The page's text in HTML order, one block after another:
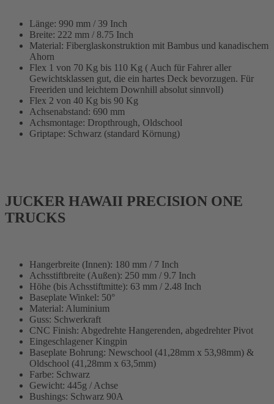
Länge: 990 mm / 39 Inch
Breite: 222 mm / 8.75 Inch
Material: Fiberglaskonstruktion mit Bambus und kanadischem
Ahorn
Flex 1 von 70 Kg bis 110 Kg ( Auch für Fahrer aller
Gewichtsklassen gut, die ein hartes Deck bevorzugen. Für
Freeriden und leichtem Downhill absolut sinnvoll)
Flex 2 von 40 Kg bis 90 Kg
Achsenabstand: 690 mm
Achsmontage: Dropthrough, Oldschool
Griptape: Schwarz (standard Körnung)
JUCKER HAWAII PRECISION ONE
TRUCKS
Hangerbreite (Innen): 180 mm / 7 Inch
Achsstiftbreite (Außen): 250 mm / 9.7 Inch
Höhe (bis Achsstiftmitte): 63 mm / 2.48 Inch
Baseplate Winkel: 50°
Material: Aluminium
Guss: Schwerkraft
CNC Finish: Abgedrehte Hangerenden, abgedrehter Pivot
Eingeschlagener Kingpin
Baseplate Bohrung: Newschool (41,28mm x 53,98mm) &
Oldschool (41,28mm x 63,5mm)
Farbe: Schwarz
Gewicht: 445g / Achse
Bushings: Schwarz 90A